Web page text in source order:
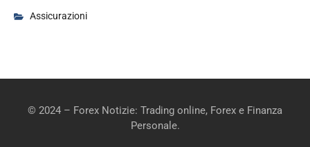
Assicurazioni
© 2024 – Forex Notizie: Trading online, Forex e Finanza
Personale.